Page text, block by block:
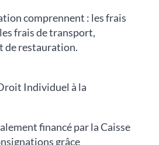
comprennent : les frais
frais de transport,
de restauration.
Individuel à la
financé par la Caisse
grâce